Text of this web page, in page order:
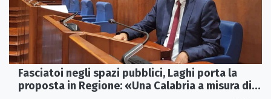
Fasciatoi negli spazi pubblici, Laghi porta la
proposta in Regione: «Una Calabria a misura di